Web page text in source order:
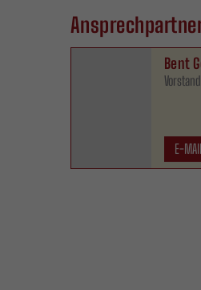
Bent
E-MAIL